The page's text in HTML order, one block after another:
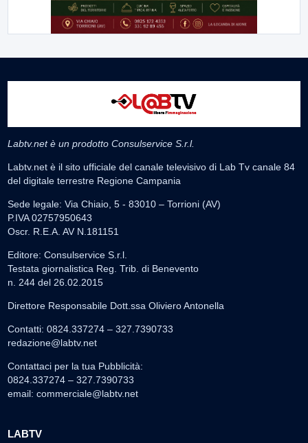
Labtv.net è un prodotto Consulservice S.r.l.
Labtv.net è il sito ufficiale del canale televisivo di Lab Tv canale 84
del digitale terrestre Regione Campania
Sede legale: Via Chiaio, 5 - 83010 – Torrioni (AV)
P.IVA 02757950643
Oscr. R.E.A. AV N.181151
Editore: Consulservice S.r.l.
Testata giornalistica Reg. Trib. di Benevento
n. 244 del 26.02.2015
Direttore Responsabile Dott.ssa Oliviero Antonella
Contatti: 0824.337274 – 327.7390733
redazione@labtv.net
Contattaci per la tua Pubblicità:
0824.337274 – 327.7390733
email: commerciale@labtv.net
LABTV